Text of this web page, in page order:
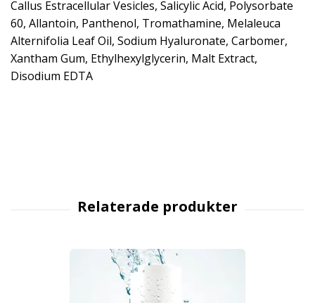
Callus Estracellular Vesicles, Salicylic Acid, Polysorbate
60, Allantoin, Panthenol, Tromathamine, Melaleuca
Alternifolia Leaf Oil, Sodium Hyaluronate, Carbomer,
Xantham Gum, Ethylhexylglycerin, Malt Extract,
Disodium EDTA